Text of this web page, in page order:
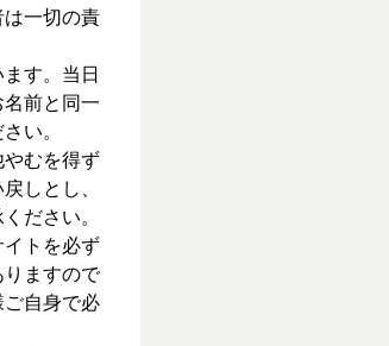
一切の責
す。当日
前と同一
い。
やむを得ず
しとし、
ださい。
イトを必ず
ますので
自身で必